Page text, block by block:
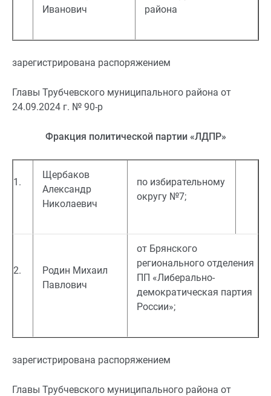
Иванович
района
зарегистрирована распоряжением
Главы Трубчевского муниципального района от
24.09.2024 г. № 90-р
Фракция политической партии «ЛДПР»
1.
Щербаков
Александр
Николаевич
по избирательному
округу №7;
2.
Родин Михаил
Павлович
от Брянского
регионального отделения
ПП «Либерально-
демократическая партия
России»;
зарегистрирована распоряжением
Главы Трубчевского муниципального района от